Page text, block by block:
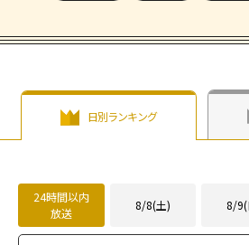
日別ランキング
24時間以内
放送
8/8(土) 8/9(